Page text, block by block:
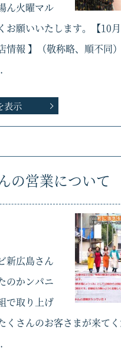
ん火曜マル
お願いいたします。【10
情報 】（敬称略、順不同
表示
の営業について
新広島さん
のかンパニ
で取り上げ
くさんのお客さまが来て